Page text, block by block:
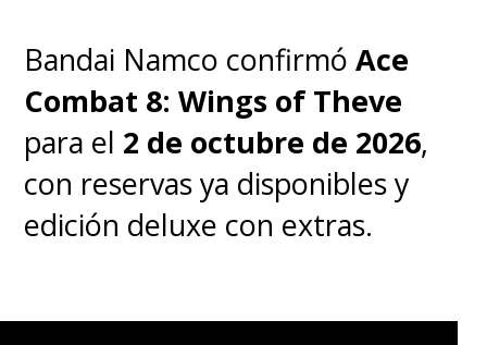
Bandai Namco confirmóAce
Combat 8: Wings of Theve
para el 2 de octubre de 2026,
con reservas ya disponibles y
edición deluxe con extras.